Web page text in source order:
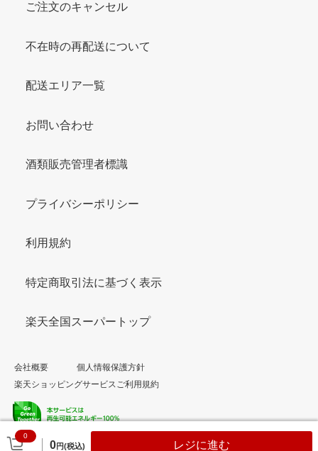
0
0円(税込) レジに進む
ご注文のキャンセル
不在時の再配送について
配送エリア一覧
お問い合わせ
酒類販売管理者標識
プライバシーポリシー
利用規約
特定商取引法に基づく表示
楽天全国スーパートップ
会社概要
個人情報保護方針
楽天ショッピングサービスご利用規約
© Rakuten Group, Inc.